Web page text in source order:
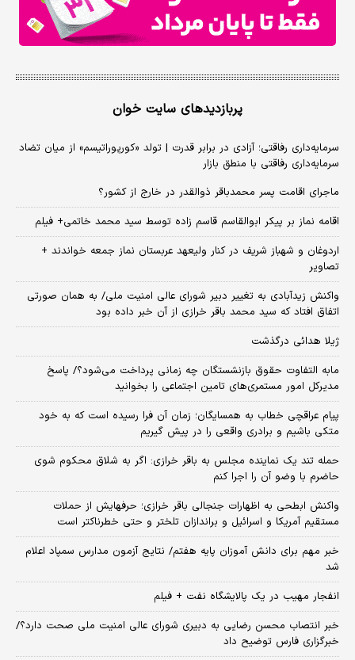
پربازدیدهای سایت خوان
سرمایه‌داری رفاقتی؛ آزادی در برابر قدرت | تولد «کورپوراتیسم» از میان تضاد
سرمایه‌داری رفاقتی با منطق بازار
ماجرای اقامت پسر محمدباقر ذوالقدر در خارج از کشور؟
اقامه نماز بر پیکر ابوالقاسم قاسم زاده توسط سید محمد خاتمی+ فیلم
اردوغان و شهباز شریف در کنار ولیعهد عربستان نماز جمعه خواندند +
تصاویر
واکنش زیدآبادی به تغییر دبیر شورای عالی امنیت ملی/ به همان صورتی
اتفاق افتاد که سید محمد باقر خرازی از آن خبر داده بود
ژیلا هدائی درگذشت
مابه التفاوت حقوق بازنشستگان چه زمانی پرداخت می‌شود؟/ پاسخ
مدیرکل امور مستمری‌های تامین اجتماعی را بخوانید
پیام عراقچی خطاب به همسایگان؛ زمان آن فرا رسیده است که به خود
متکی باشیم و برادری واقعی را در پیش گیریم
حمله تند یک نماینده مجلس به باقر خرازی: اگر به شلاق محکوم شوی
حاضرم با وضو آن را اجرا کنم
واکنش ابطحی به اظهارات جنجالی باقر خرازی؛ حرفهایش از حملات
مستقیم آمریکا و اسرائیل و براندازان تلختر و حتی خطرناکتر است
خبر مهم برای دانش آموزان پایه هفتم/ نتایج آزمون مدارس سمپاد اعلام
شد
انفجار مهیب در یک پالایشگاه نفت + فیلم
خبر انتصاب محسن رضایی به دبیری شورای عالی امنیت ملی صحت دارد؟/
خبرگزاری فارس توضیح داد